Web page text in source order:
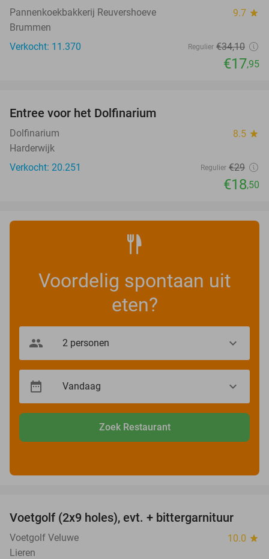
Pannenkoekbakkerij Reuvershoeve 9.7 star
Brummen
Verkocht: 11.370
Regulier €34,10
€17,95
Entree voor het Dolfinarium
Dolfinarium 8.5 star
Harderwijk
Verkocht: 20.251
Regulier €29
€18,50
Voordelig spontaan uit
eten?
Zoek Restaurant
40%
Voetgolf (2x9 holes), evt. + bittergarnituur
Voetgolf Veluwe 10.0 star
Lieren